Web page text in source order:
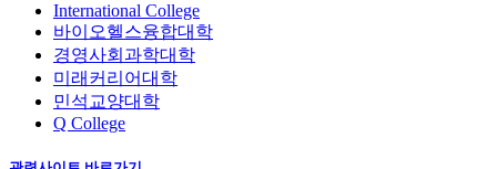
International College
바이오헬스융합대학
경영사회과학대학
미래커리어대학
민석교양대학
Q College